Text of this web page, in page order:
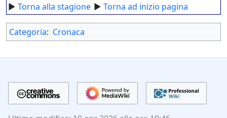
► Torna alla stagione ► Torna ad inizio pagina
Categoria: Cronaca